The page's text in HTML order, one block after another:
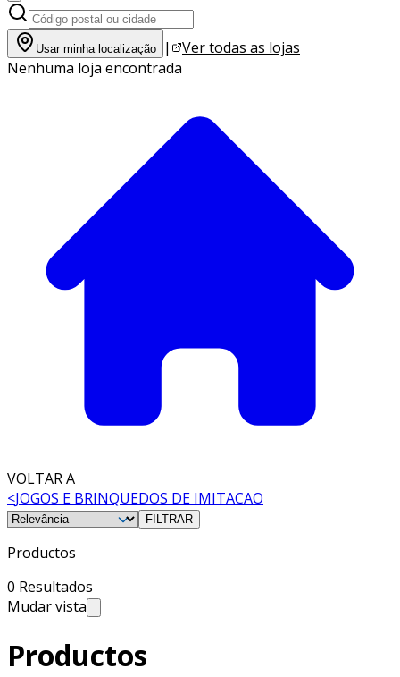
Usar minha localização |
Ver todas as lojas
Nenhuma loja encontrada
VOLTAR A
<JOGOS E BRINQUEDOS DE IMITACAO
FILTRAR
Productos
0 Resultados
Mudar vista
Productos